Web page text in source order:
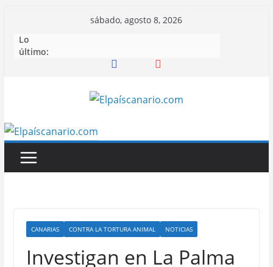
contenido
sábado, agosto 8, 2026
Lo
último:
CANARIAS CONTRA LA TORTURA ANIMAL NOTICIAS
Investigan en La Palma